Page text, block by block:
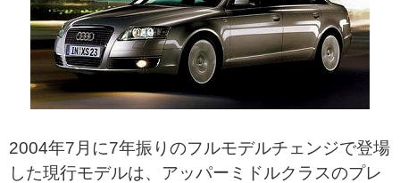
2004年7月に7年振りのフルモデルチェンジで登場
した現行モデルは、アッパーミドルクラスのプレ